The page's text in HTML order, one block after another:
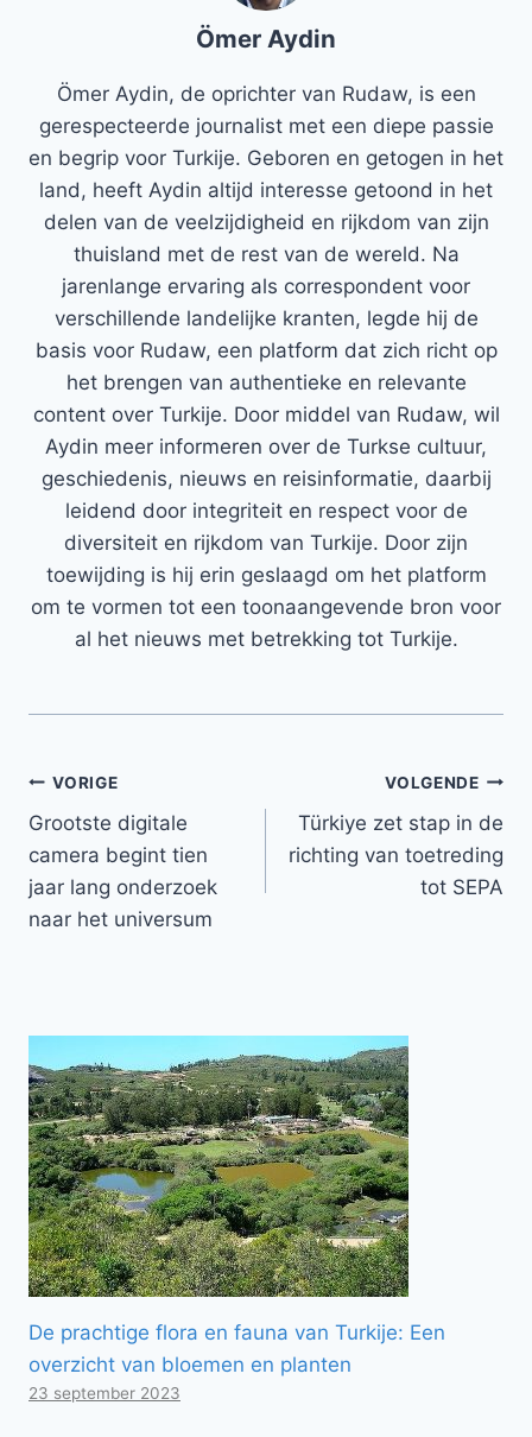
Ömer Aydin
Ömer Aydin, de oprichter van Rudaw, is een
gerespecteerde journalist met een diepe passie
en begrip voor Turkije. Geboren en getogen in het
land, heeft Aydin altijd interesse getoond in het
delen van de veelzijdigheid en rijkdom van zijn
thuisland met de rest van de wereld. Na
jarenlange ervaring als correspondent voor
verschillende landelijke kranten, legde hij de
basis voor Rudaw, een platform dat zich richt op
het brengen van authentieke en relevante
content over Turkije. Door middel van Rudaw, wil
Aydin meer informeren over de Turkse cultuur,
geschiedenis, nieuws en reisinformatie, daarbij
leidend door integriteit en respect voor de
diversiteit en rijkdom van Turkije. Door zijn
toewijding is hij erin geslaagd om het platform
om te vormen tot een toonaangevende bron voor
al het nieuws met betrekking tot Turkije.
Bericht
navigatie
VORIGE
Grootste digitale
camera begint tien
jaar lang onderzoek
naar het universum
VOLGENDE
Türkiye zet stap in de
richting van toetreding
tot SEPA
De prachtige flora en fauna van Turkije: Een
overzicht van bloemen en planten
23 september 2023